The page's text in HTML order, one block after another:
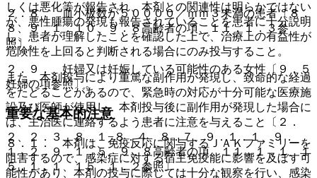
２．８． 血小板数が５００００／ｍｍ３未満の患者〔８．
８、９．１．１０、９．８高齢者の項、１１．１．３参
照〕。
２．９． 妊婦又は妊娠している可能性のある女性〔９．５
妊婦の項参照〕。
重要な基本的注意
８．１． 本剤は、免疫反応に関与するＪＡＫファミリーを
阻害するので、感染症に対する宿主免疫能に影響を及ぼす可
能性があり、本剤の投与に際しては十分な観察を行い、感染
しくは悪化等が報告され、本剤との関連性は明らかではない
が、悪性腫瘍の発現も報告されていることを患者に十分説明
し、患者が理解したことを確認した上で、治療上の有益性が
危険性を上回ると判断される場合にのみ投与すること。
また、本剤投与により重篤な副作用が発現し、致命的な経過
をたどることがあるので、緊急時の対応が十分可能な医療施
設及び医師が使用し、本剤投与後に副作用が発現した場合に
は、主治医に連絡するよう患者に注意を与えること〔２．
２、２．３、８．１−８．４、８．７、９．１．１、９．
１．２、９．１．５、９．８高齢者の項、１１．１．１、１
５．１．１、１５．１．２参照〕。